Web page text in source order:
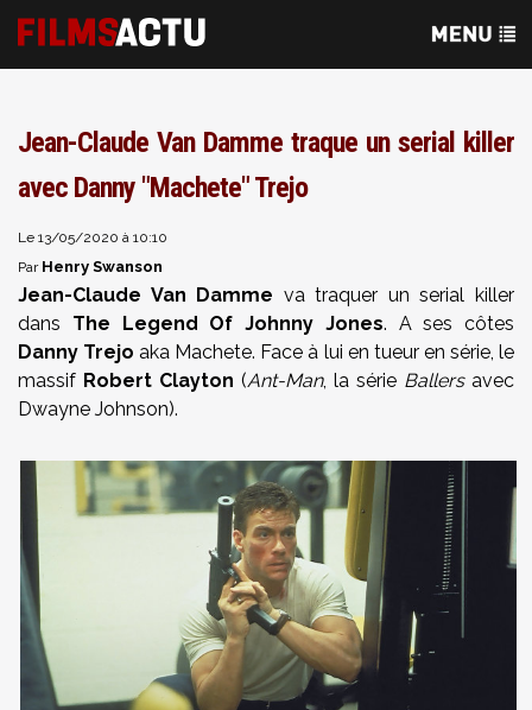
Jean-Claude Van Damme traque un serial killer
avec Danny "Machete" Trejo
Le 13/05/2020 à 10:10
Par Henry Swanson
Jean-Claude Van Damme va traquer un serial killer
dans The Legend Of Johnny Jones. A ses côtes
Danny Trejo aka Machete. Face à lui en tueur en série, le
massif Robert Clayton (Ant-Man, la série Ballersavec
Dwayne Johnson).